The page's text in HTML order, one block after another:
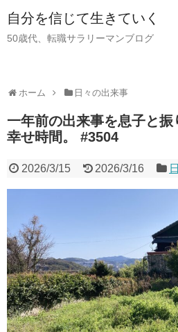
自分を信じて生きていく
50歳代、転職サラリーマンブログ
ホーム 日々の出来事
一年前の出来事を息子と
幸せ時間。 #3504
2026/3/15 2026/3/16